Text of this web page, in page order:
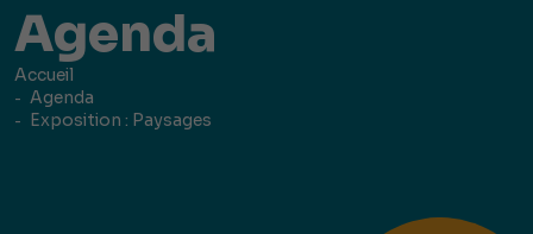
Agenda
Accueil
Agenda
Exposition : Paysages